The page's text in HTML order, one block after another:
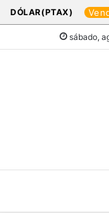
DÓLAR(PTAX)
sábado,